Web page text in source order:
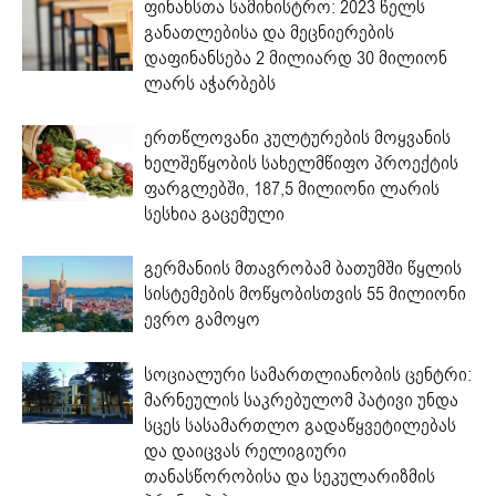
ფინანსთა სამინისტრო: 2023 წელს
განათლებისა და მეცნიერების
დაფინანსება 2 მილიარდ 30 მილიონ
ლარს აჭარბებს
ერთწლოვანი კულტურების მოყვანის
ხელშეწყობის სახელმწიფო პროექტის
ფარგლებში, 187,5 მილიონი ლარის
სესხია გაცემული
გერმანიის მთავრობამ ბათუმში წყლის
სისტემების მოწყობისთვის 55 მილიონი
ევრო გამოყო
სოციალური სამართლიანობის ცენტრი:
მარნეულის საკრებულომ პატივი უნდა
სცეს სასამართლო გადაწყვეტილებას
და დაიცვას რელიგიური
თანასწორობისა და სეკულარიზმის